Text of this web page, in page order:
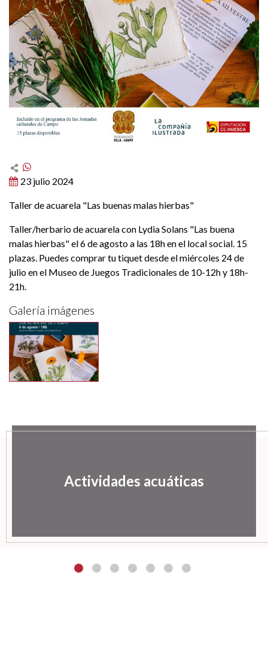
23 julio 2024
Taller de acuarela "Las buenas malas hierbas"
Taller/herbario de acuarela con Lydia Solans "Las buena
malas hierbas" el 6 de agosto a las 18h en el local social. 15
plazas. Puedes comprar tu tiquet desde el miércoles 24 de
julio en el Museo de Juegos Tradicionales de 10-12h y 18h-
21h.
Galería imágenes
Actividades acuáticas